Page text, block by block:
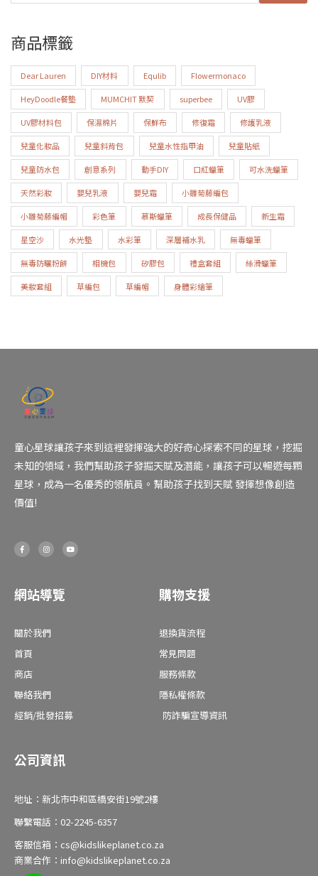
商品標籤
Dear Lauren DIY材料 Equlib Flowermonaco
HeyDoodle餐墊 MUMCHIT 默契 superbee UV膠
UV膠材料包 保濕棉片 保鮮布 修復霜 修護乳液
兒童化妝品 兒童斜背包 兒童水性指甲油 兒童貼紙
兒童防水包 創意系列 動手DIY 口紅蠟筆 可水洗蠟筆
天然彩妝 嬰兒乳液 嬰兒霜 小雛菊藤編包
小雛菊藤編帽 彩色筆 慕斯蠟筆 成長保健品 新生霜
星空沙 水光墊 水彩筆 深層補水乳 無毒蠟筆
無毒防曬粉餅 相機包 矽膠包 禮盒套組 絲滑蠟筆
美妝套組 草編包 草編帽 身體彩繪筆
童心星球讓孩子來到這裡發揮強大的好奇心探索不同的星球，挖掘
未知的領域，我們幫助孩子發掘天賦及潛能，讓孩子可以暢遊每顆
星球，成為一名優秀的領航員。幫助孩子找到天賦 發揮想像創造
價值!
F
a
c
k
-
I
n
s
a
m
Y
o
u
網站導覽
關於我們
首頁
商店
聯絡我們
經銷/批發招募
購物支援
退換貨流程
常見問題
服務條款
隱私權條款
防詐騙宣導資訊
公司資訊
地址：新北市中和區橋安街19號2樓
聯繫電話：02-2245-6357
客服信箱：cs@kidslikeplanet.co.za
商業合作：info@kidslikeplanet.co.za